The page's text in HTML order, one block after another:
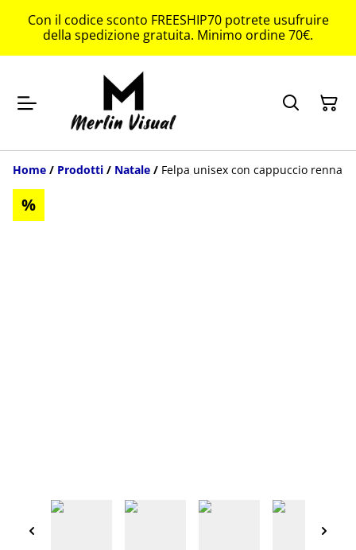
Con il codice sconto FREESHIP70 potrete usufruire
della spedizione gratuita. Minimo ordine 70€.
Home / Prodotti / Natale / Felpa unisex con cappuccio renna
%